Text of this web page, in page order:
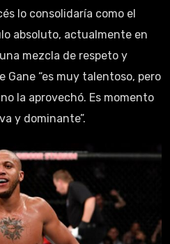
lo consolidaría como el
absoluto, actualmente en
mezcla de respeto y
Gane “es muy talentoso, pero
la aprovechó. Es momento
y dominante”.